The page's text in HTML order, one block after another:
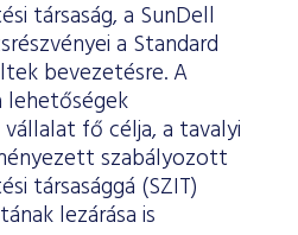
társaság, a SunDell
a Standard
bevezetésre. A
vállalat fő célja, a tavalyi
szabályozott
társasággá (SZIT)
lezárása is